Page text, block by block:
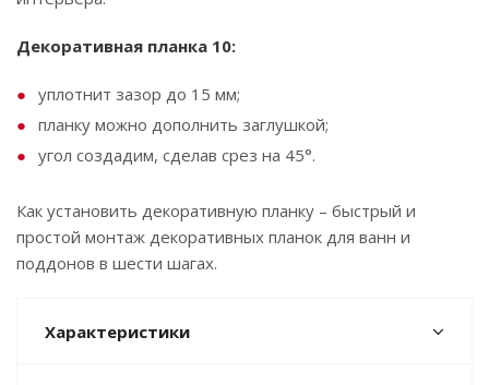
Декоративная планка 10:
уплотнит зазор до 15 мм;
планку можно дополнить заглушкой;
угол создадим, сделав срез на 45°.
Как установить декоративную планку – быстрый и
простой монтаж декоративных планок для ванн и
поддонов в шести шагах.
Характеристики